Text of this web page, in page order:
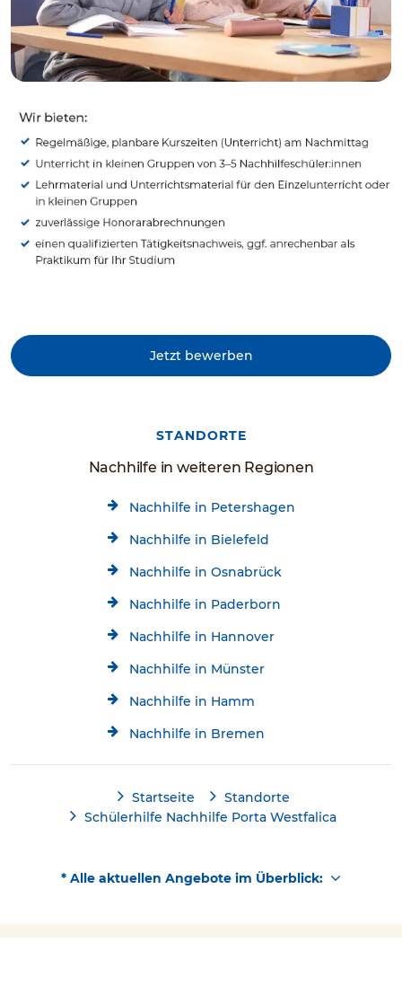
Jetzt bewerben
STANDORTE
Nachhilfe in weiteren Regionen
Nachhilfe in Petershagen
Nachhilfe in Bielefeld
Nachhilfe in Osnabrück
Nachhilfe in Paderborn
Nachhilfe in Hannover
Nachhilfe in Münster
Nachhilfe in Hamm
Nachhilfe in Bremen
Startseite
Standorte
Schülerhilfe Nachhilfe Porta Westfalica
* Alle aktuellen Angebote im Überblick: